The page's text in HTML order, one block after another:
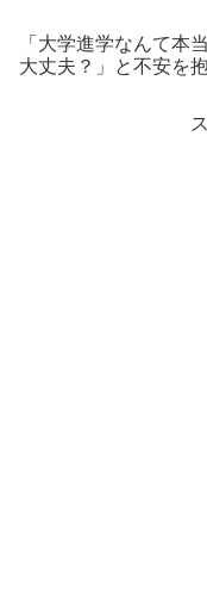
「大学進学なんて本
大丈夫？」と不安を